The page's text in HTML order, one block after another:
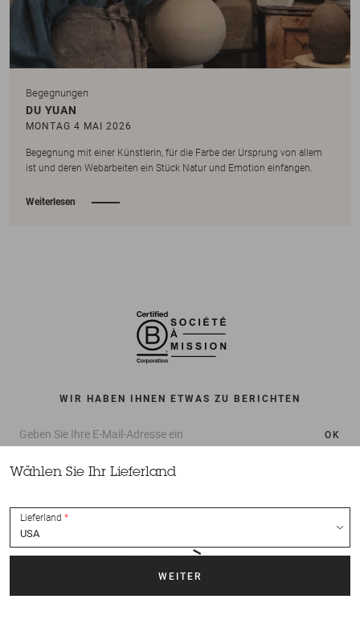
Begegnungen
DU YUAN
MONTAG 4 MAI 2026
Begegnung mit einer Künstlerin, für die Farbe der Ursprung von allem
ist und deren Webarbeiten ein Stück Natur und Emotion einfangen.
Weiterlesen
WIR HABEN IHNEN ETWAS ZU BERICHTEN
OK
Wählen Sie Ihr Lieferland
Lieferland